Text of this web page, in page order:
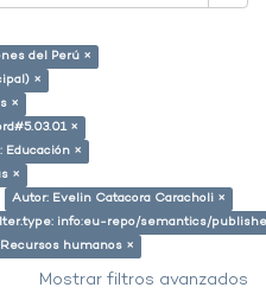
del Perú ×
×
×
×
Educación ×
×
Autor: Evelin Catacora Caracholi ×
info:eu-repo/semantics/
humanos ×
Mostrar filtros avanzados